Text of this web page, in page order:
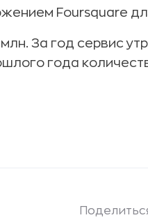
Foursquare
За год сервис
года